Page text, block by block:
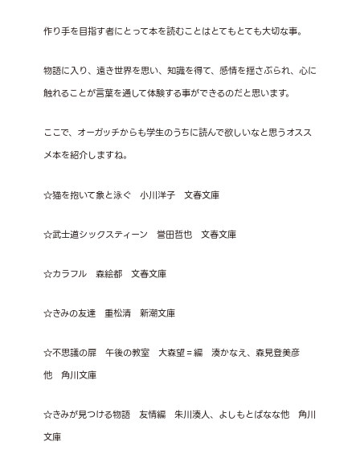
作り手を目指す者にとって本を読むことはとてもとても大切な事。
物語に入り、遠き世界を思い、知識を得て、感情を揺さぶられ、心に
触れることが言葉を通して体験する事ができるのだと思います。
ここで、オーガッチからも学生のうちに読んで欲しいなと思うオスス
メ本を紹介しますね。
☆猫を抱いて象と泳ぐ 小川洋子 文春文庫
☆武士道シックスティーン 誉田哲也 文春文庫
☆カラフル 森絵都 文春文庫
☆きみの友達 重松清 新潮文庫
☆不思議の扉 午後の教室 大森望＝編 湊かなえ、森見登美彦
他 角川文庫
☆きみが見つける物語 友情編 朱川湊人、よしもとばなな他 角川
文庫